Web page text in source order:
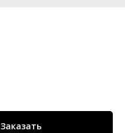
Заказать